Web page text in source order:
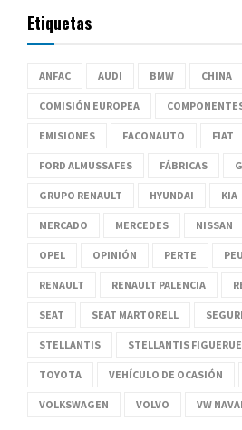
Etiquetas
ANFAC AUDI BMW CHINA
COMISIÓN EUROPEA
EMISIONES FACONAUTO FIAT
FORD ALMUSSAFES FÁBRICAS
GRUPO RENAULT HYUNDAI KIA
MERCADO MERCEDES NISSAN
OPEL OPINIÓN PERTE
RENAULT RENAULT PALENCIA
SEAT SEAT MARTORELL
STELLANTIS STELLANTIS
TOYOTA VEHÍCULO DE OCASIÓN
VOLKSWAGEN VOLVO VW